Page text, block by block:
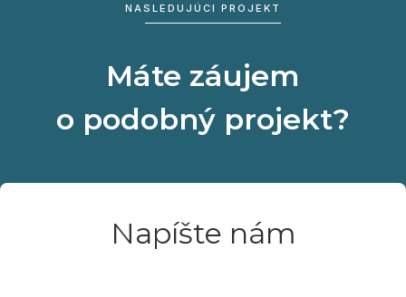
NASLEDUJÚCI PROJEKT
Máte záujem
o podobný projekt?
Napíšte nám